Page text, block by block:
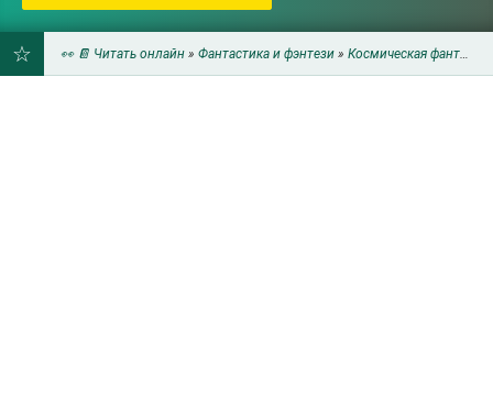
👀 📔 Читать онлайн » Фантастика и фэнтези » Космическая фантастика